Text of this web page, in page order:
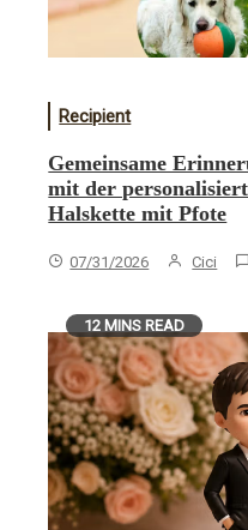
Recipient
Gemeinsame
mit der
Halskette mit Pfote
07/31/2026 Cici
12 MINS READ